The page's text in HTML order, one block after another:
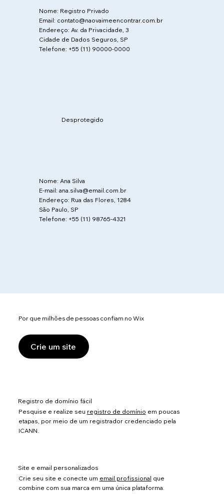
Nome: Registro Privado
Email: contato@naovaimeencontrar.com.br
Endereço: Av. da Privacidade, 3
Cidade de Dados Seguros, SP
Telefone: +55 (11) 90000-0000
Desprotegido
Nome: Ana Silva
E-mail: ana.silva@email.com.br
Endereço: Rua das Flores, 1284
São Paulo, SP
Telefone: +55 (11) 98765-4321
Por que milhões de pessoas confiam no Wix
Crie um site
Registro de domínio fácil
Pesquise e realize seu registro de domínio em poucas
etapas, por meio de um registrador credenciado pela
ICANN.
Site e email personalizados
Crie seu site e conecte um email profissional que
combine com sua marca em uma única plataforma.